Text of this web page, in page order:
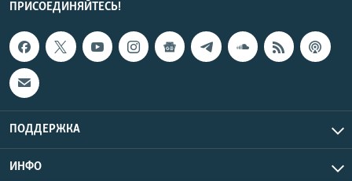
ПРИСОЕДИНЯЙТЕСЬ!
ПОДДЕРЖКА
ИНФО